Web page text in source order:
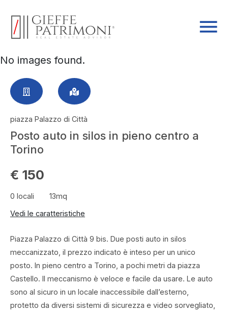
No images found.
piazza Palazzo di Città
Posto auto in silos in pieno centro a
Torino
€ 150
0 locali
13mq
Vedi le caratteristiche
Piazza Palazzo di Città 9 bis. Due posti auto in silos
meccanizzato, il prezzo indicato è inteso per un unico
posto. In pieno centro a Torino, a pochi metri da piazza
Castello. Il meccanismo è veloce e facile da usare. Le auto
sono al sicuro in un locale inaccessibile dall’esterno,
protetto da diversi sistemi di sicurezza e video sorvegliato,